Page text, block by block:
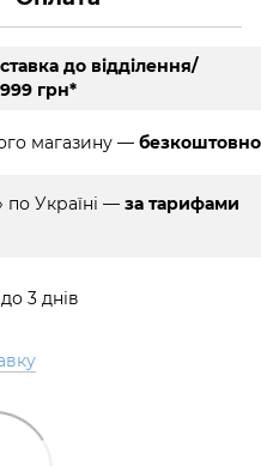
до відділення/
грн*
магазину — безкоштовно
Україні — за тарифами
3 днів